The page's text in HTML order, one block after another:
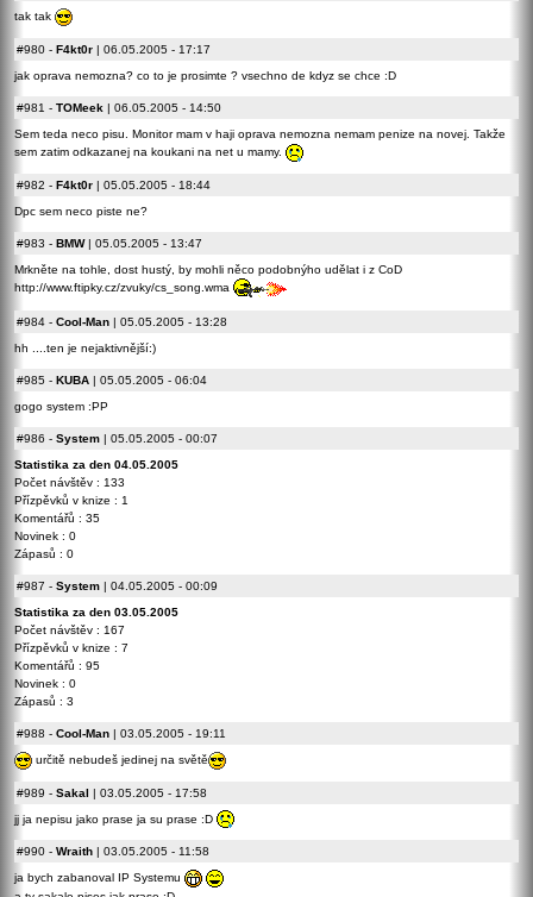
tak tak
#980 - F4kt0r | 06.05.2005 - 17:17
jak oprava nemozna? co to je prosimte ? vsechno de kdyz se chce :D
#981 - TOMeek | 06.05.2005 - 14:50
Sem teda neco pisu. Monitor mam v haji oprava nemozna nemam penize na novej. Takže
sem zatim odkazanej na koukani na net u mamy.
#982 - F4kt0r | 05.05.2005 - 18:44
Dpc sem neco piste ne?
#983 - BMW| 05.05.2005 - 13:47
Mrkněte na tohle, dost hustý, by mohli něco podobnýho udělat i z CoD
http://www.ftipky.cz/zvuky/cs_song.wma
#984 - Cool-Man | 05.05.2005 - 13:28
hh ....ten je nejaktivnější:)
#985 - KUBA | 05.05.2005 - 06:04
gogo system :PP
#986 - System | 05.05.2005 - 00:07
Statistika za den 04.05.2005
Počet návštěv : 133
Přízpěvků v knize : 1
Komentářů : 35
Novinek : 0
Zápasů : 0
#987 - System | 04.05.2005 - 00:09
Statistika za den 03.05.2005
Počet návštěv : 167
Přízpěvků v knize : 7
Komentářů : 95
Novinek : 0
Zápasů : 3
#988 - Cool-Man | 03.05.2005 - 19:11
určitě nebudeš jedinej na světě
#989 - Sakal | 03.05.2005 - 17:58
jj ja nepisu jako prase ja su prase :D
#990 - Wraith | 03.05.2005 - 11:58
ja bych zabanoval IP Systemu